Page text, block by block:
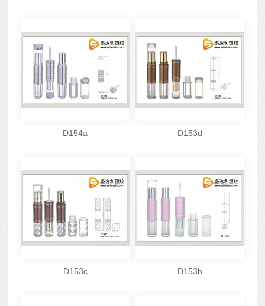
D154a D153d
D153c D153b